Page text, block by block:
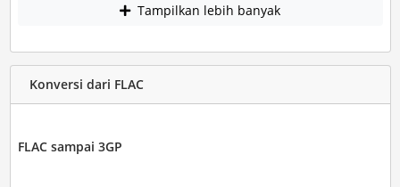
Tampilkan lebih banyak
Konversi dari FLAC
FLAC sampai 3GP